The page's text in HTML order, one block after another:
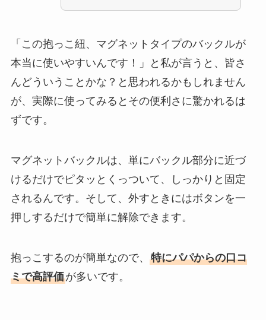
「この抱っこ紐、マグネットタイプのバックルが
本当に使いやすいんです！」と私が言うと、皆さ
んどういうことかな？と思われるかもしれません
が、実際に使ってみるとその便利さに驚かれるは
ずです。
マグネットバックルは、単にバックル部分に近づ
けるだけでピタッとくっついて、しっかりと固定
されるんです。そして、外すときにはボタンを一
押しするだけで簡単に解除できます。
抱っこするのが簡単なので、 特にパパからの口コ
ミで高評価が多いです。